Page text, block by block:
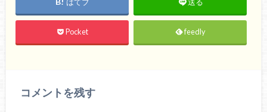
送る
Pocket feedly
コメントを残す